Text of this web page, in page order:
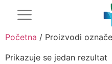
Početna / Proizvodi
Prikazuje se jedan rezultat